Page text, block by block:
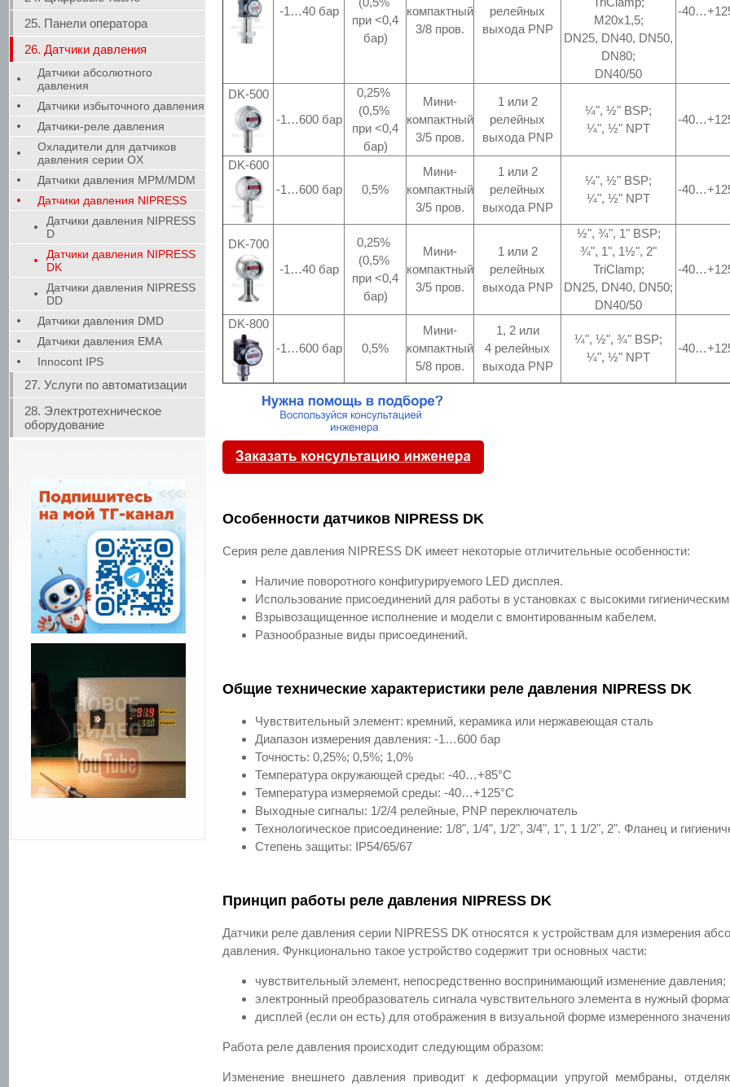
25. Панели оператора
26. Датчики давления
Датчики абсолютного
давления
Датчики избыточного давления
Датчики-реле давления
Охладители для датчиков
давления серии OX
Датчики давления MPM/MDM
Датчики давления NIPRESS
Датчики давления NIPRESS
D
Датчики давления NIPRESS
DK
Датчики давления NIPRESS
DD
Датчики давления DMD
Датчики давления EMA
Innocont IPS
27. Услуги по автоматизации
28. Электротехническое
оборудование
-1…40 бар
при <0,4
бар)
компактный
3/8 пров.
релейных
выхода PNP
M20x1,5;
DN25, DN40, DN50,
DN80;
DN40/50
-
DK-500
-1…600 бар
0,25%
(0,5%
при <0,4
бар)
Мини-
компактный
3/5 пров.
1 или 2
релейных
выхода PNP
¼", ½" BSP;
¼", ½" NPT
-
DK-600
-1…600 бар
0,5%
Мини-
компактный
3/5 пров.
1 или 2
релейных
выхода PNP
¼", ½" BSP;
¼", ½" NPT
-
DK-700
-1…40 бар
0,25%
(0,5%
при <0,4
бар)
Мини-
компактный
3/5 пров.
1 или 2
релейных
выхода PNP
½", ¾", 1" BSP;
¾", 1", 1½", 2"
TriClamp;
DN25, DN40, DN50;
DN40/50
-
DK-800
-1…600 бар
0,5%
Мини-
компактный
5/8 пров.
1, 2 или
4 релейных
выхода PNP
¼", ½", ¾" BSP;
¼", ½" NPT
-
Особенности датчиков NIPRESS DK
Серия реле давления NIPRESS DK имеет некоторые отличительные особенности:
Наличие поворотного конфигурируемого LED дисплея.
Использование присоединений для работы в установках с высокими
Взрывозащищенное исполнение и модели с вмонтированным кабелем.
Разнообразные виды присоединений.
Общие технические характеристики реле давления NIPRESS DK
Чувствительный элемент: кремний, керамика или нержавеющая сталь
Диапазон измерения давления: -1…600 бар
Точность: 0,25%; 0,5%; 1,0%
Температура окружающей среды: -40…+85°С
Температура измеряемой среды: -40…+125°С
Выходные сигналы: 1/2/4 релейные, PNP переключатель
Технологическое присоединение: 1/8", 1/4", 1/2", 3/4", 1", 1 1/2", 2". Фланец и
Степень защиты: IP54/65/67
Принцип работы реле давления NIPRESS DK
Датчики реле давления серии NIPRESS DK относятся к устройствам для измерения
давления. Функционально такое устройство содержит три основных части:
чувствительный элемент, непосредственно воспринимающий изменение давления;
электронный преобразователь сигнала чувствительного элемента в нужный
дисплей (если он есть) для отображения в визуальной форме измеренного
Работа реле давления происходит следующим образом:
Изменение внешнего давления приводит к деформации упругой мембраны,